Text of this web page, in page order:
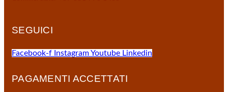
SEGUICI
Facebook-f InstagramYoutube Linkedin
PAGAMENTI ACCETTATI